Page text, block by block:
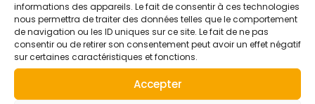
informations des appareils. Le fait de consentir à ces technologies
nous permettra de traiter des données telles que le comportement
de navigation ou les ID uniques sur ce site. Le fait de ne pas
consentir ou de retirer son consentement peut avoir un effet négatif
sur certaines caractéristiques et fonctions.
Accepter
Se souvenir de moi
shopping_cart0